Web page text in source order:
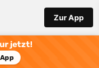
Zur App
jetzt!